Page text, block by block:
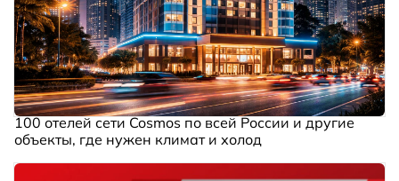
100 отелей сети Cosmos по всей России и другие
объекты, где нужен климат и холод